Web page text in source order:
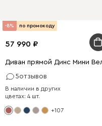
-8% по промокоду
57 990
Диван прямой Динс Мини
5отзывов
В наличии в других
цветах: 4 шт.
+107